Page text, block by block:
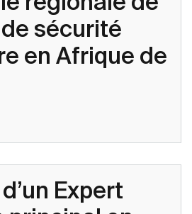
sécurité
en Afrique de
Expert